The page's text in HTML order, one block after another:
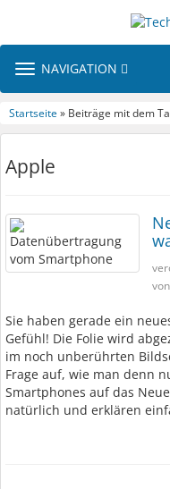
TOGGLE
NAVIGATION
Startseite» Beiträge mit dem
Apple
von
Sie haben gerade ein
Gefühl! Die Folie wird
im noch unberührten
Frage auf, wie man denn
Smartphones auf das
natürlich und erklären